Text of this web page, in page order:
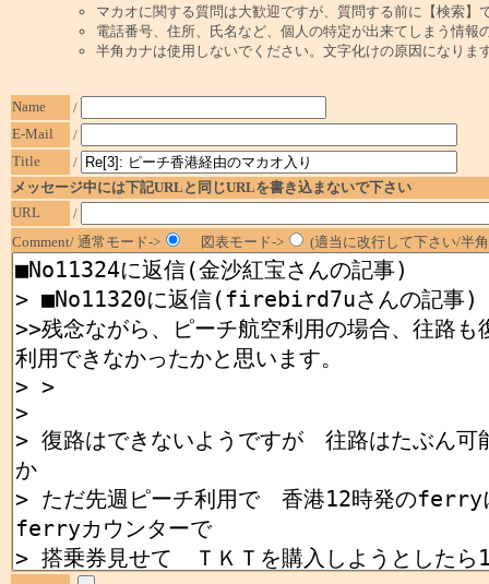
マカオに関する質問は大歓迎ですが、質問する前に【検索】
電話番号、住所、氏名など、個人の特定が出来てしまう情報
半角カナは使用しないでください。文字化けの原因になりま
Name
/
E-Mail
/
Title
/
メッセージ中には下記URLと同じURLを書き込まないで下さい
URL
/
Comment/ 通常モード->
図表モード-> (適当に改行して下さい/半